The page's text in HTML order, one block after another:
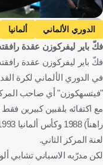
AFP
الدوري الألماني ألمانيا
ريال مدريد
إسبانيا
فيردر بريمن
زي
توني كروس
فلوريان فيرتز
كرة قدم
فكّ باير ليفركوزن عقدة
فكّ باير ليفركوزن عقدة
في الدوري الألماني لكرة
"فيتسهكوزن" أي صاحب
مع اكتفائه بلقبين كبيرين
لعنة المركز الثاني.
لكن مدرّبه الاسباني تشابي